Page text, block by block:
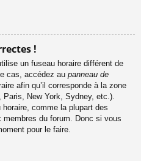
!
un fuseau horaire différent de
cas, accédez au panneau de
afin qu’il corresponde à la zone
New York, Sydney, etc.).
comme la plupart des
membres du forum. Donc si vous
pour le faire.